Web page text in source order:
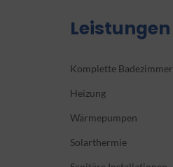
Leistungen
Komplette Badezimmer
Heizung
Wärmepumpen
Solarthermie